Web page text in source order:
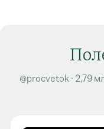
@procvetok · 2,79